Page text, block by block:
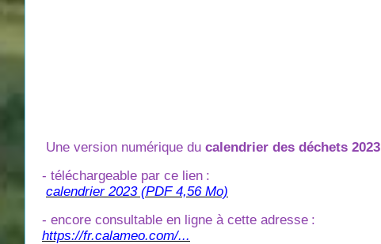
Une version numérique du calendrier des déchets 2023
- téléchargeable par ce lien :
calendrier 2023 (PDF 4,56 Mo)
- encore consultable en ligne à cette adresse :
https://fr.calameo.com/...